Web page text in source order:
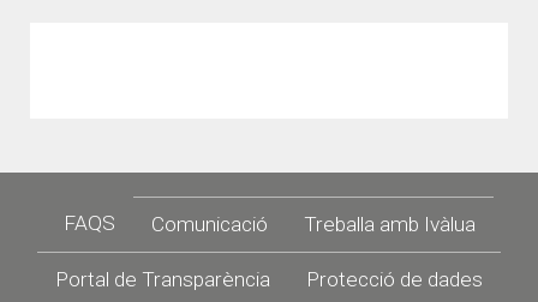
Footer
FAQS Comunicació Treballa amb Ivàlua
Portal de Transparència Protecció de dades